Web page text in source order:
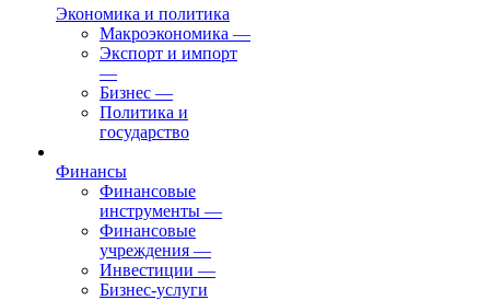
Экономика и политика
Макроэкономика —
Экспорт и импорт
—
Бизнес —
Политика и
государство
Финансы
Финансовые
инструменты —
Финансовые
учреждения —
Инвестиции —
Бизнес-услуги